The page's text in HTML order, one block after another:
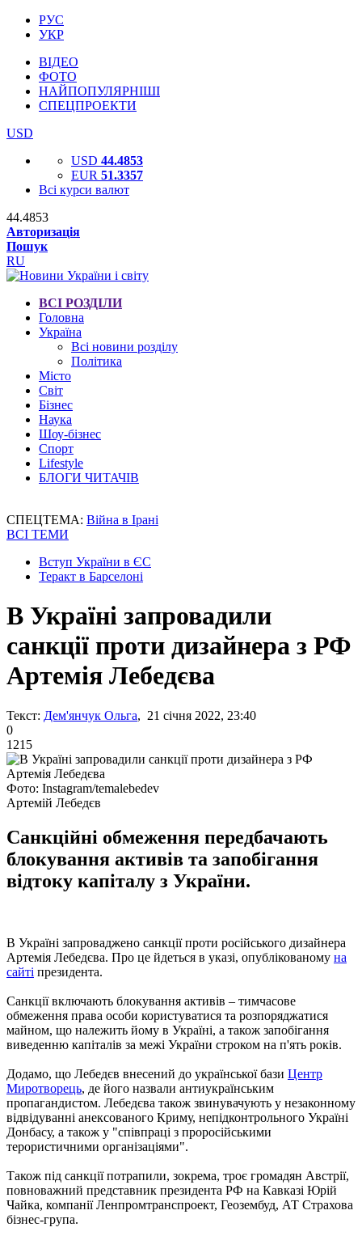
РУС
УКР
ВІДЕО
ФОТО
НАЙПОПУЛЯРНІШІ
СПЕЦПРОЕКТИ
USD
USD 44.4853
EUR 51.3357
Всі курси валют
44.4853
Авторизація
Пошук
RU
ВСІ РОЗДІЛИ
Головна
Україна
Всі новини розділу
Політика
Місто
Світ
Бізнес
Наука
Шоу-бізнес
Спорт
Lifestyle
БЛОГИ ЧИТАЧІВ
СПЕЦТЕМА: Війна в Ірані
ВСІ ТЕМИ
Вступ України в ЄС
Теракт в Барселоні
В Україні запровадили
санкції проти дизайнера з РФ
Артемія Лебедєва
Текст: Дем'янчук Ольга, 21 січня 2022, 23:40
0
1215
Фото: Instagram/temalebedev
Артемій Лебедєв
Санкційні обмеження передбачають
блокування активів та запобігання
відтоку капіталу з України.
В Україні запроваджено санкції проти російського дизайнера
Артемія Лебедєва. Про це йдеться в указі, опублікованому на
сайті президента.
Санкції включають блокування активів – тимчасове
обмеження права особи користуватися та розпоряджатися
майном, що належить йому в Україні, а також запобігання
виведенню капіталів за межі України строком на п'ять років.
Додамо, що Лебедєв внесений до української бази Центр
Миротворець, де його назвали антиукраїнським
пропагандистом. Лебедєва також звинувачують у незаконному
відвідуванні анексованого Криму, непідконтрольного Україні
Донбасу, а також у "співпраці з проросійськими
терористичними організаціями".
Також під санкції потрапили, зокрема, троє громадян Австрії,
повноважний представник президента РФ на Кавказі Юрій
Чайка, компанії Ленпромтранспроект, Геозембуд, АТ Страхова
бізнес-група.